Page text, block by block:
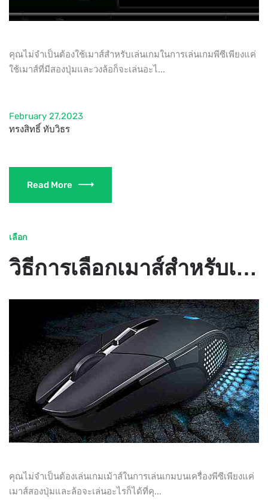
คุณไม่จำเป็นต้องใช้เมาส์สำหรับเล่นเกมในการเล่นเกมพีซีเพียงแค่
ใช้เมาส์ที่มีสองปุ่มและวงล้อก็จะเล่นอะไ...
February 27,2023
ทรงสิทธิ์ ทับวิธร
Read More
เลือก
วิธีการเลือกเมาส์สำหรับเล่นเกมที่เหมาะสม - บล็อก
คุณไม่จำเป็นต้องเล่นเกมเม้าส์ในการเล่นเกมบนเครื่องพีซีเพียงแค่
เมาส์สองปุ่มและล้อจะเล่นอะไรก็ได้ที่คุ...